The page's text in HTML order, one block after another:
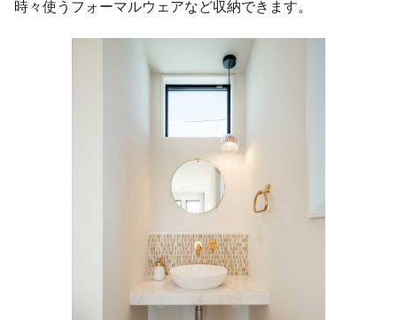
時々使うフォーマルウェアなど収納できます。